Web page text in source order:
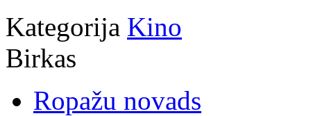
Kategorija Kino
Birkas
Ropažu novads